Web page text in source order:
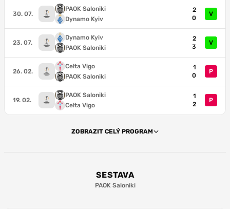
30. 07.
PAOK Saloniki
Dynamo Kyiv
2
0
V
23. 07.
Dynamo Kyiv
PAOK Saloniki
2
3
V
26. 02.
Celta Vigo
PAOK Saloniki
1
0
P
19. 02.
PAOK Saloniki
Celta Vigo
1
2
P
ZOBRAZIT CELÝ PROGRAM
SESTAVA
PAOK Saloniki